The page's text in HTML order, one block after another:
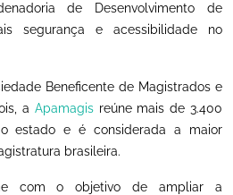
de Desenvolvimento de
segurança e acessibilidade no
Beneficente de Magistrados e
a Apamagisreúne mais de 3.400
estado e é considerada a maior
brasileira.
com o objetivo de ampliar a